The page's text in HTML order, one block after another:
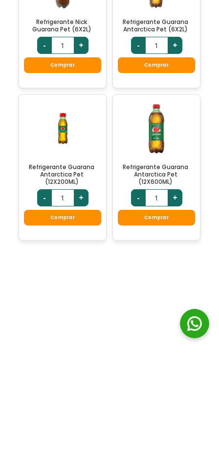
Refrigerante Nick
Guarana Pet (6X2L)
- +
Comprar
Refrigerante Guarana
Antarctica Pet (6X2L)
- +
Comprar
Refrigerante Guarana
Antarctica Pet
(12X200ML)
- +
Comprar
Refrigerante Guarana
Antarctica Pet
(12X600ML)
- +
Comprar